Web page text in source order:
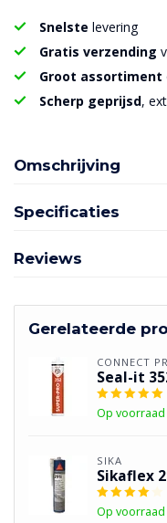
Snelste levering
Gratis verzending
Groot assortiment
Scherp geprijsd,
Omschrijving
Specificaties
Reviews
Gerelateerde
CONNECT
Seal-it
Op voorraad
SIKA
Sikaflex
Op voorraad